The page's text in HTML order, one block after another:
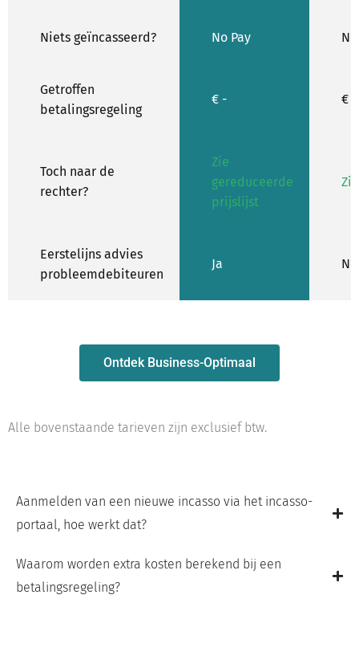
Niets geïncasseerd? No Pay
Getroffen
betalingsregeling
€ - €
Toch naar de
rechter?
Zie
gereduceerde
prijslijst
Eerstelijns advies
probleemdebiteuren
Ja
Ontdek Business-Optimaal
Alle bovenstaande tarieven zijn exclusief btw.
Aanmelden van een nieuwe incasso via het incasso-
portaal, hoe werkt dat?
Waarom worden extra kosten berekend bij een
betalingsregeling?